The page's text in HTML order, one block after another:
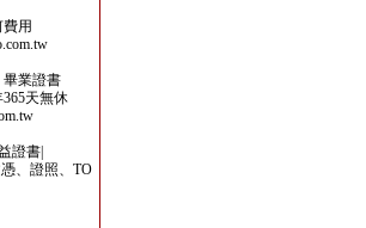
用
畢業證書
天無休
證書|
、證照、TO